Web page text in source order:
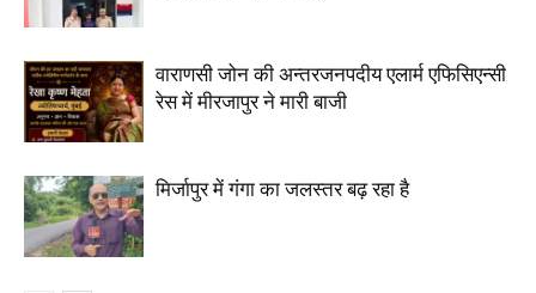
वाराणसी जोन की अन्तरजनपदीय एलार्म एफिसिएन्सी
रेस में मीरजापुर ने मारी बाजी
मिर्जापुर में गंगा का जलस्तर बढ़ रहा है